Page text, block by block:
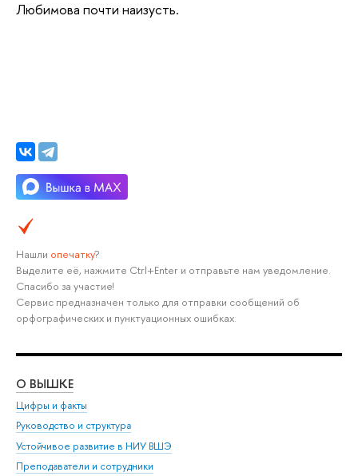
Любимова почти наизусть.
Нашли опечатку?
Выделите её, нажмите Ctrl+Enter и отправьте нам уведомление.
Спасибо за участие!
Сервис предназначен только для отправки сообщений об
орфографических и пунктуационных ошибках.
О ВЫШКЕ
Цифры и факты
Руководство и структура
Устойчивое развитие в НИУ ВШЭ
Преподаватели и сотрудники